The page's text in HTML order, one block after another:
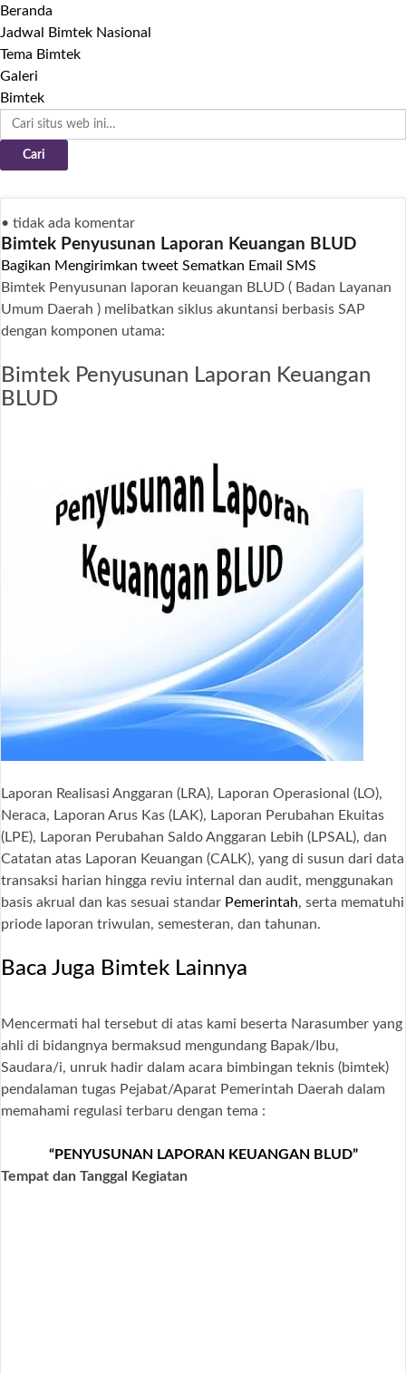
Beranda
Jadwal Bimtek Nasional
Tema Bimtek
Galeri
Bimtek
• tidak ada komentar
Bimtek Penyusunan Laporan Keuangan BLUD
Bagikan Mengirimkan tweet Sematkan Email SMS
Bimtek Penyusunan laporan keuangan BLUD ( Badan Layanan
Umum Daerah ) melibatkan siklus akuntansi berbasis SAP
dengan komponen utama:
Bimtek Penyusunan Laporan Keuangan
BLUD
Laporan Realisasi Anggaran (LRA), Laporan Operasional (LO),
Neraca, Laporan Arus Kas (LAK), Laporan Perubahan Ekuitas
(LPE), Laporan Perubahan Saldo Anggaran Lebih (LPSAL), dan
Catatan atas Laporan Keuangan (CALK), yang di susun dari data
transaksi harian hingga reviu internal dan audit, menggunakan
basis akrual dan kas sesuai standar Pemerintah, serta mematuhi
priode laporan triwulan, semesteran, dan tahunan.
Baca Juga Bimtek Lainnya
Mencermati hal tersebut di atas kami beserta Narasumber yang
ahli di bidangnya bermaksud mengundang Bapak/Ibu,
Saudara/i, unruk hadir dalam acara bimbingan teknis (bimtek)
pendalaman tugas Pejabat/Aparat Pemerintah Daerah dalam
memahami regulasi terbaru dengan tema :
“PENYUSUNAN LAPORAN KEUANGAN BLUD”
Tempat dan Tanggal Kegiatan